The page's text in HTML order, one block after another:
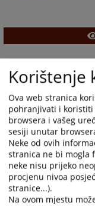
Korištenje
Ova web stranica
pohranjivati i
browsera i vašeg
sesiji unutar
Neke od ovih
stranica ne bi mogla
neke nisu prijeko
procjenu nivoa
stranice...).
Na ovom mjestu